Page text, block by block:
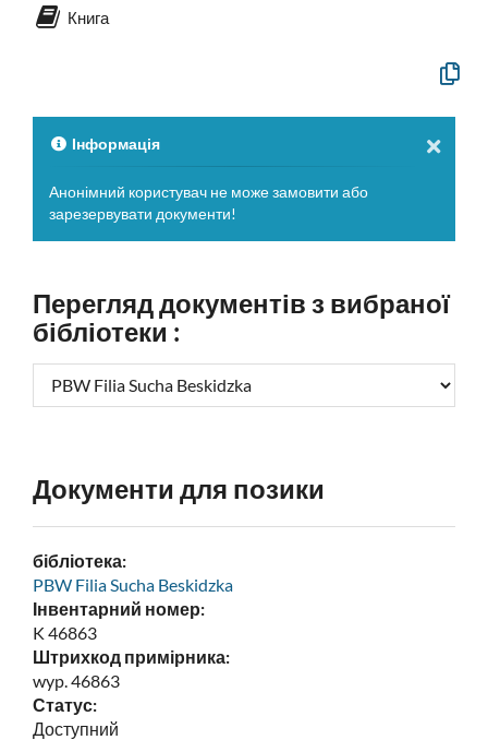
Книга
у
Інформація
Анонімний користувач не може замовити або
зарезервувати документи!
Перегляд документів з вибраної
бібліотеки :
Документи для позики
бібліотека:
PBW Filia Sucha Beskidzka
Інвентарний номер:
K 46863
Штрихкод примірника:
wyp. 46863
Статус:
Доступний